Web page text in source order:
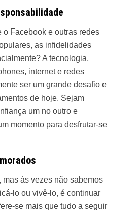
o Facebook e outras redes
as infidelidades
A tecnologia,
internet e redes
ser um grande desafio e
de hoje. Sejam
um no outro e
momento para desfrutar-se
às vezes não sabemos
lo ou vivê-lo, é continuar
se mais que tudo a seguir